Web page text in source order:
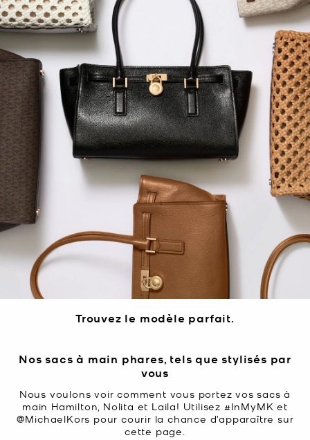
Trouvez le modèle parfait.
Nos sacs à main phares, tels que stylisés par
vous
Nous voulons voir comment vous portez vos sacs à
main Hamilton, Nolita et Laila! Utilisez #InMyMK et
@MichaelKors pour courir la chance d’apparaître sur
cette page.